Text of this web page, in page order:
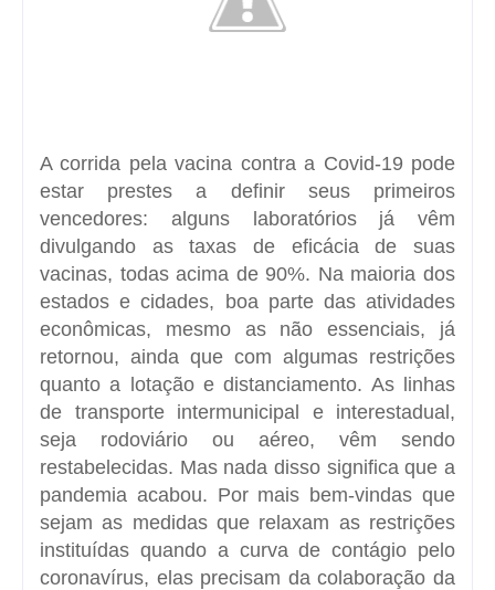
A corrida pela vacina contra a Covid-19 pode
estar prestes a definir seus primeiros
vencedores: alguns laboratórios já vêm
divulgando as taxas de eficácia de suas
vacinas, todas acima de 90%. Na maioria dos
estados e cidades, boa parte das atividades
econômicas, mesmo as não essenciais, já
retornou, ainda que com algumas restrições
quanto a lotação e distanciamento. As linhas
de transporte intermunicipal e interestadual,
seja rodoviário ou aéreo, vêm sendo
restabelecidas. Mas nada disso significa que a
pandemia acabou. Por mais bem-vindas que
sejam as medidas que relaxam as restrições
instituídas quando a curva de contágio pelo
coronavírus, elas precisam da colaboração da